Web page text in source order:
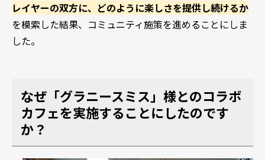
レイヤーの双方に、どのように楽しさを提供し続けるか
を模索した結果、コミュニティ施策を進めることにしま
した。
なぜ「グラニースミス」様とのコラボ
カフェを実施することにしたのです
か？